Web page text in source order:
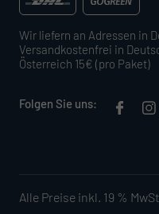
Wir liefern an Adressen in
Versandkostenfrei in
Österreich 15€ (pro Paket)
Folgen Sie uns:
Alle Preise inkl. 19 %